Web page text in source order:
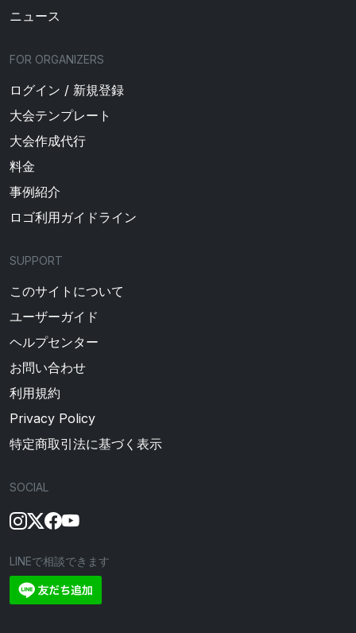
ニュース
FOR ORGANIZERS
ログイン / 新規登録
大会テンプレート
大会作成代行
料金
事例紹介
ロゴ利用ガイドライン
SUPPORT
このサイトについて
ユーザーガイド
ヘルプセンター
お問い合わせ
利用規約
Privacy Policy
特定商取引法に基づく表示
SOCIAL
LINEで相談できます